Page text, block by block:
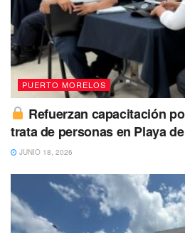
sensación térmica será de 27°C
16%.
PUERTO MORELOS
Refuerzan capacitación
trata de personas en Playa
JUNIO 18, 2026